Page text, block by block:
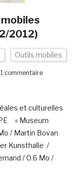
2012)
Outils mobiles
1 commentaire
et culturelles
« Museum
/ Martin Bovan
Kunsthalle /
/ 0.6 Mo /